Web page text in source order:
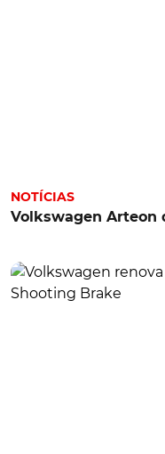
NOTÍCIAS
Volkswagen Arteon